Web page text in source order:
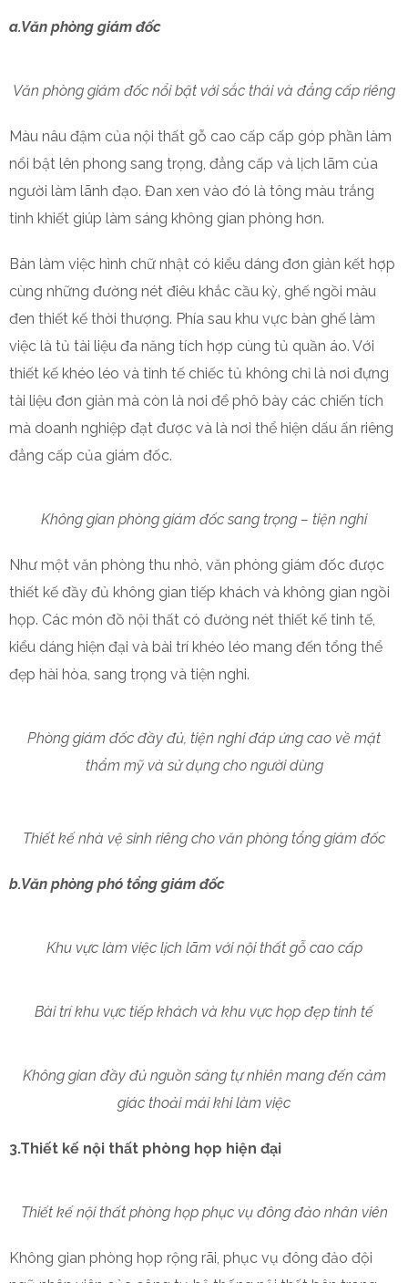
a.Văn phòng giám đốc
Văn phòng giám đốc nổi bật với sắc thái và đẳng cấp riêng
Màu nâu đậm của nội thất gỗ cao cấp cấp góp phần làm
nổi bật lên phong sang trọng, đẳng cấp và lịch lãm của
người làm lãnh đạo. Đan xen vào đó là tông màu trắng
tinh khiết giúp làm sáng không gian phòng hơn.
Bàn làm việc hình chữ nhật có kiểu dáng đơn giản kết hợp
cùng những đường nét điêu khắc cầu kỳ, ghế ngồi màu
đen thiết kế thời thượng. Phía sau khu vực bàn ghế làm
việc là tủ tài liệu đa năng tích hợp cùng tủ quần áo. Với
thiết kế khéo léo và tinh tế chiếc tủ không chỉ là nơi đựng
tài liệu đơn giản mà còn là nơi để phô bày các chiến tích
mà doanh nghiệp đạt được và là nơi thể hiện dấu ấn riêng
đẳng cấp của giám đốc.
Không gian phòng giám đốc sang trọng – tiện nghi
Như một văn phòng thu nhỏ, văn phòng giám đốc được
thiết kế đầy đủ không gian tiếp khách và không gian ngồi
họp. Các món đồ nội thất có đường nét thiết kế tinh tế,
kiểu dáng hiện đại và bài trí khéo léo mang đến tổng thể
đẹp hài hòa, sang trọng và tiện nghi.
Phòng giám đốc đầy đủ, tiện nghi đáp ứng cao về mặt
thẩm mỹ và sử dụng cho người dùng
Thiết kế nhà vệ sinh riêng cho văn phòng tổng giám đốc
b.Văn phòng phó tổng giám đốc
Khu vực làm việc lịch lãm với nội thất gỗ cao cấp
Bài trí khu vực tiếp khách và khu vực họp đẹp tinh tế
Không gian đầy đủ nguồn sáng tự nhiên mang đến cảm
giác thoải mái khi làm việc
3.Thiết kế nội thất phòng họp hiện đại
Thiết kế nội thất phòng họp phục vụ đông đảo nhân viên
Không gian phòng họp rộng rãi, phục vụ đông đảo đội